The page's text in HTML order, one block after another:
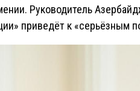
Руководитель
приведёт к «серьёзным